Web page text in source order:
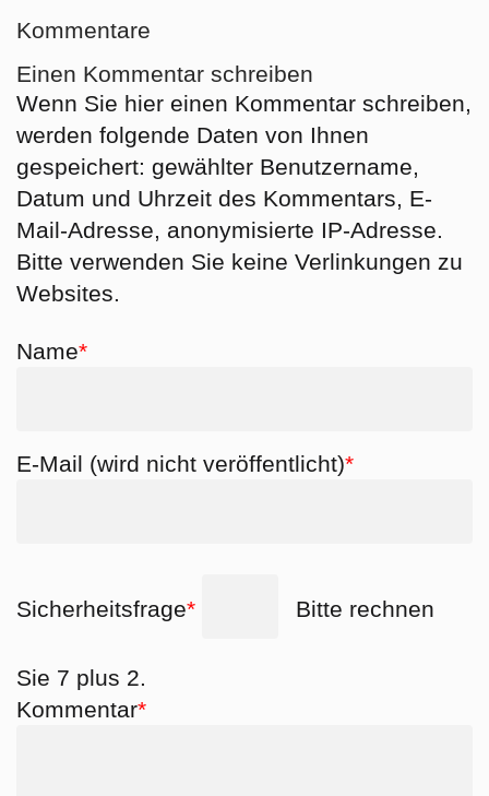
Kommentare
Einen Kommentar schreiben
Wenn Sie hier einen Kommentar schreiben,
werden folgende Daten von Ihnen
gespeichert: gewählter Benutzername,
Datum und Uhrzeit des Kommentars, E-
Mail-Adresse, anonymisierte IP-Adresse.
Bitte verwenden Sie keine Verlinkungen zu
Websites.
Pflichtfeld
Name*
Pflichtfeld
E-Mail (wird nicht veröffentlicht)*
Sicherheitsfrage* Bitte rechnen
Sie 7 plus 2.
Pflichtfeld
Kommentar*